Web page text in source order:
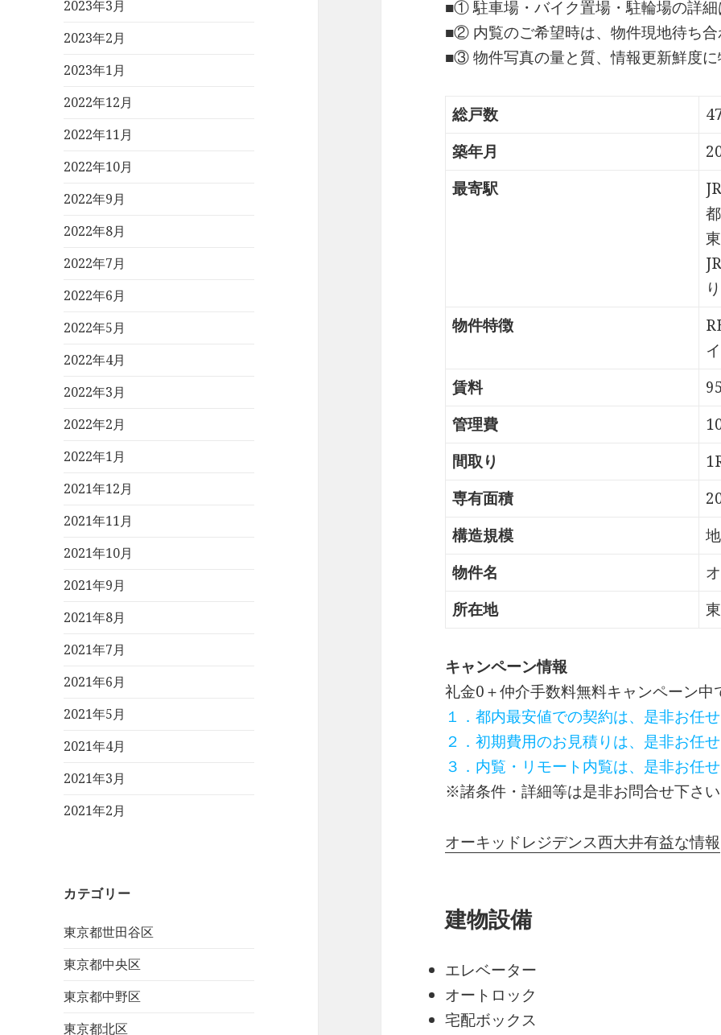
2023年3月
2023年2月
2023年1月
2022年12月
2022年11月
2022年10月
2022年9月
2022年8月
2022年7月
2022年6月
2022年5月
2022年4月
2022年3月
2022年2月
2022年1月
2021年12月
2021年11月
2021年10月
2021年9月
2021年8月
2021年7月
2021年6月
2021年5月
2021年4月
2021年3月
2021年2月
カテゴリー
東京都世田谷区
東京都中央区
東京都中野区
東京都北区
■① 駐車場・バイク置場・駐輪場の詳
■② 内覧のご希望時は、物件現地待ち
■③ 物件写真の量と質、情報更新鮮度
総戸数
築年月
最寄駅
物件特徴
賃料
管理費
間取り
専有面積
構造規模
物件名
所在地
キャンペーン情報
礼金0＋仲介手数料無料キャンペーン中
１．都内最安値での契約は、是非お任
２．初期費用のお見積りは、是非お任
３．内覧・リモート内覧は、是非お任
※諸条件・詳細等は是非お問合せ下さ
オーキッドレジデンス西大井有益な情報
建物設備
エレベーター
オートロック
宅配ボックス